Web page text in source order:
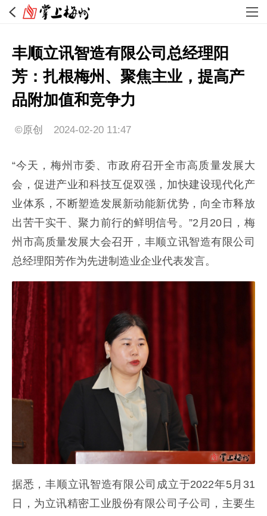
丰顺立讯智造有限公司总经理阳
芳：扎根梅州、聚焦主业，提高产
品附加值和竞争力
©原创 2024-02-20 11:47
“今天，梅州市委、市政府召开全市高质量发展大
会，促进产业和科技互促双强，加快建设现代化产
业体系，不断塑造发展新动能新优势，向全市释放
出苦干实干、聚力前行的鲜明信号。”2月20日，梅
州市高质量发展大会召开，丰顺立讯智造有限公司
总经理阳芳作为先进制造业企业代表发言。
据悉，丰顺立讯智造有限公司成立于2022年5月31
日，为立讯精密工业股份有限公司子公司，主要生